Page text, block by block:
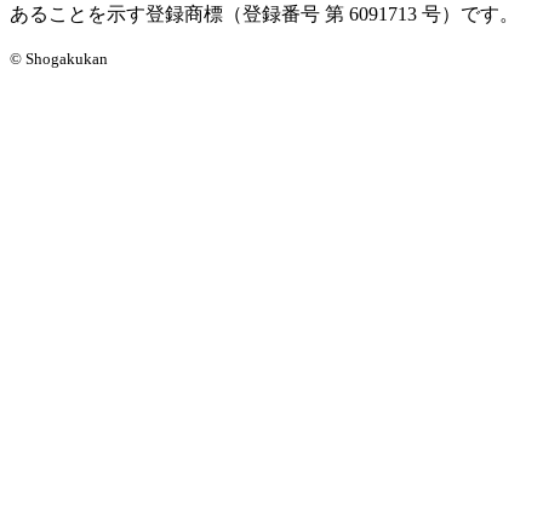
あることを示す登録商標（登録番号 第 6091713 号）です。
© Shogakukan